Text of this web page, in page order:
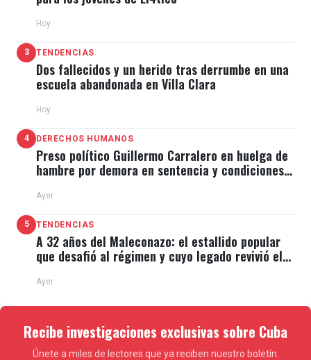
“Falleció después de una lucha terrible contra el
cáncer de colon”, comenzó diciendo el actor. “En los
últimos años padeció una terrible artritis reumatoide,
y a pesar de eso ella montó un espectáculo donde
contaba su lucha en contra de esta enfermedad”.
“Ella llegó al hospital por una hemorragia producida
por las quimioterapias para tratar un cáncer que
recibieron en el hospital, se dieron cuenta que el
cáncer se había extendido”.
Hoy
3 TENDENCIAS
Dos fallecidos y un herido tras derrumbe en una
escuela abandonada en Villa Clara
Hoy
4 DERECHOS HUMANOS
Preso político Guillermo Carralero en huelga de
hambre por demora en sentencia y condiciones
Ayer
5 TENDENCIAS
A 32 años del Maleconazo: el estallido popular
que desafió al régimen y cuyo legado revivió el
Ayer
Recibe investigaciones exclusivas sobre Cuba
Únete a miles de lectores que ya reciben nuestro boletín.